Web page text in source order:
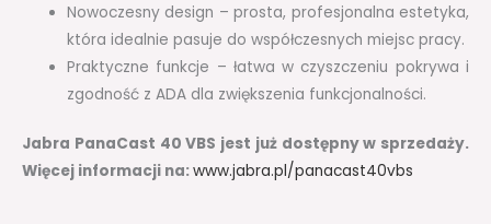
Nowoczesny design – prosta, profesjonalna estetyka,
która idealnie pasuje do współczesnych miejsc pracy.
Praktyczne funkcje – łatwa w czyszczeniu pokrywa i
zgodność z ADA dla zwiększenia funkcjonalności.
Jabra PanaCast 40 VBS jest już dostępny w sprzedaży.
Więcej informacji na:www.jabra.pl/panacast40vbs